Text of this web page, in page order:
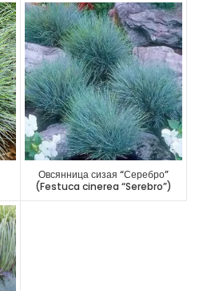
Овсянница сизая “Серебро”
(Festuca cinerea “Serebro”)